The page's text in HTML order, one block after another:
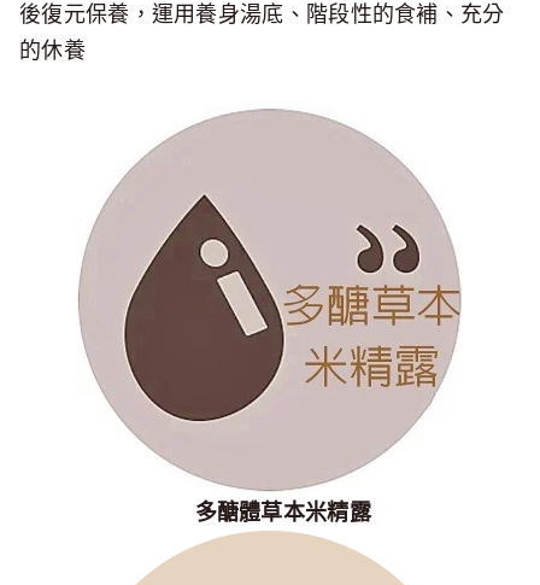
後復元保養，運用養身湯底、階段性的食補、充分
的休養
多醣體草本米精露